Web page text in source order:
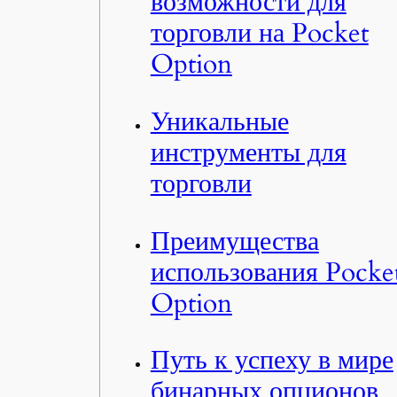
торговли на Pocket
Option
Уникальные
инструменты для
торговли
Преимущества
использования
Option
Путь к успеху в мире